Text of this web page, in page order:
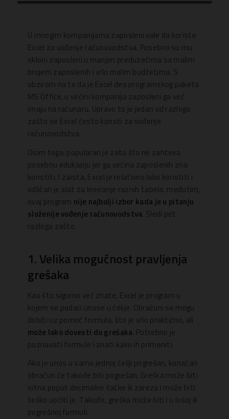
U mnogim kompanijama zaposleni vole da koriste
Excel za vođenje računovodstva. Posebno su mu
skloni zaposleni u manjim preduzećima sa malim
brojem zaposlenih i vrlo malim budžetima. S
obzirom na to da je Excel deo programskog paketa
MS Office, u većini kompanija zaposleni ga već
imaju na računaru. Upravo to je jedan od razloga
zašto se Excel često koristi za vođenje
računovodstva.
Osim toga, popularan je zato što ne zahteva
posebnu edukaciju jer ga većina zaposlenih zna
koristiti. I zaista, Excel je relativno lako koristiti i
odličan je alat za kreiranje raznih tabela. međutim,
ovaj program nije najbolji izbor kada je u pitanju
složenije vođenje računovodstva. Sledi pet
razloga zašto.
1. Velika mogućnost pravljenja
grešaka
Kao što sigurno već znate, Excel je program u
kojem se podaci unose u ćelije. Obračuni se mogu
dobiti uz pomoć formula, što je vrlo praktično, ali
može lako dovesti do grešaka. Potrebno je
poznavati formule i znati kako ih primeniti.
Ako je unos u samo jednoj ćeliji pogrešan, konačan
obračun će takođe biti pogrešan. Greška može biti
sitna poput decimalne tačke ili zareza i može biti
teško uočiti je. Takođe, greška može biti i u lošoj ili
pogrešnoj formuli.